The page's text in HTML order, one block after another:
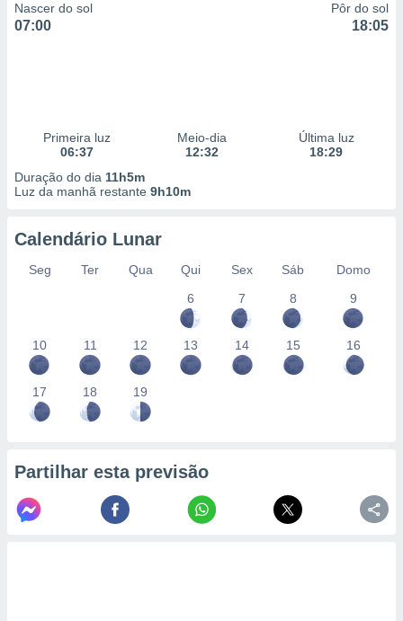
Nascer do sol
07:00
Pôr do sol
18:05
Primeira luz
06:37
Meio-dia
12:32
Última luz
18:29
Duração do dia 11h5m
Luz da manhã restante 9h10m
Calendário Lunar
Seg Ter Qua Qui Sex Sáb
Domo
6
7 8 9
10 11 12 13 14 15 16
17 18 19
Partilhar esta previsão